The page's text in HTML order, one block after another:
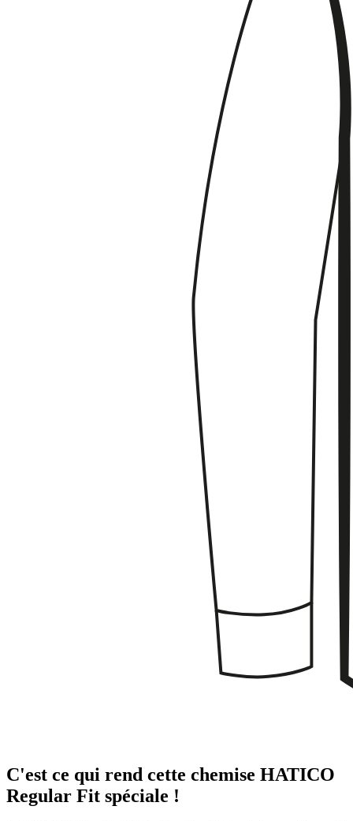
C'est ce qui rend cette chemise HATICO
Regular Fit spéciale !